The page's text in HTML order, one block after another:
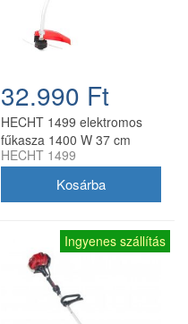
32.990 Ft
HECHT 1499 elektromos
fűkasza 1400 W 37 cm
munkaszélességgel
HECHT 1499
Ingyenes szállítás